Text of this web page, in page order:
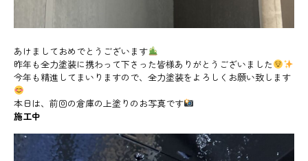
あけましておめでとうございます
昨年も全力塗装に携わって下さった皆様ありがとうございました
今年も精進してまいりますので、全力塗装をよろしくお願い致します
本日は、前回の倉庫の上塗りのお写真です
施工中